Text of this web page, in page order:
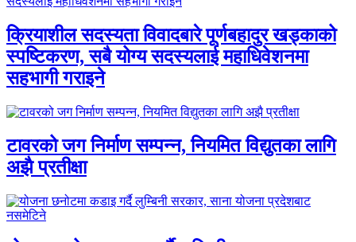
क्रियाशील सदस्यता विवादबारे पूर्णबहादुर खड्काको
स्पष्टिकरण, सबै योग्य सदस्यलाई महाधिवेशनमा
सहभागी गराइने
टावरको जग निर्माण सम्पन्न, नियमित विद्युतका लागि
अझै प्रतीक्षा